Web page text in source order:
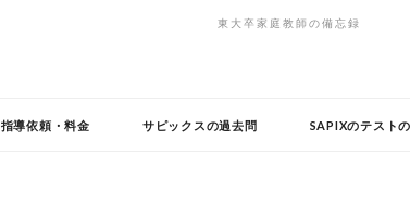
東大卒家庭教師の備忘録
指導依頼・料金 サピックスの過去問 SAPIXのテスト